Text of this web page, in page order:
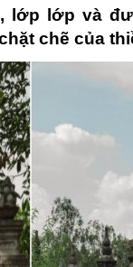
lớp lớp và
chẽ của